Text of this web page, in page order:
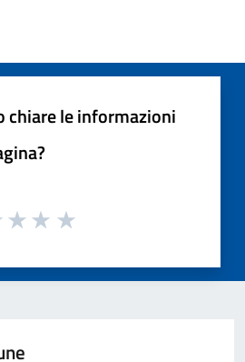
chiare le informazioni